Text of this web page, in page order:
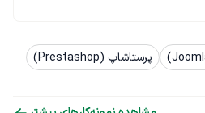
پرستاشاپ (Prestashop)